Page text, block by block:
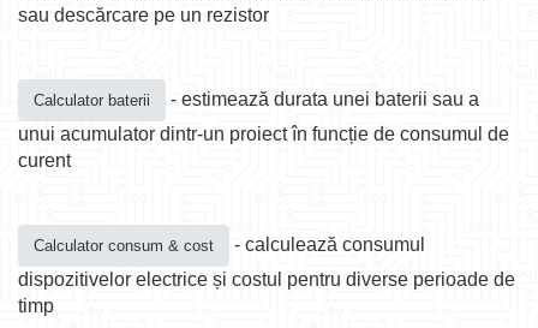
sau descărcare pe un rezistor
Calculator baterii
- estimează durata unei baterii sau a
unui acumulator dintr-un proiect în funcție de consumul de
curent
Calculator consum & cost
- calculează consumul
dispozitivelor electrice și costul pentru diverse perioade de
timp